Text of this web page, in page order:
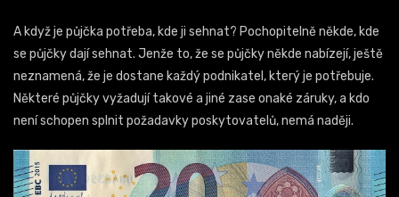
A když je půjčka potřeba, kde ji sehnat? Pochopitelně někde, kde
se půjčky dají sehnat. Jenže to, že se půjčky někde nabízejí, ještě
neznamená, že je dostane každý podnikatel, který je potřebuje.
Některé půjčky vyžadují takové a jiné zase onaké záruky, a kdo
není schopen splnit požadavky poskytovatelů, nemá naději.